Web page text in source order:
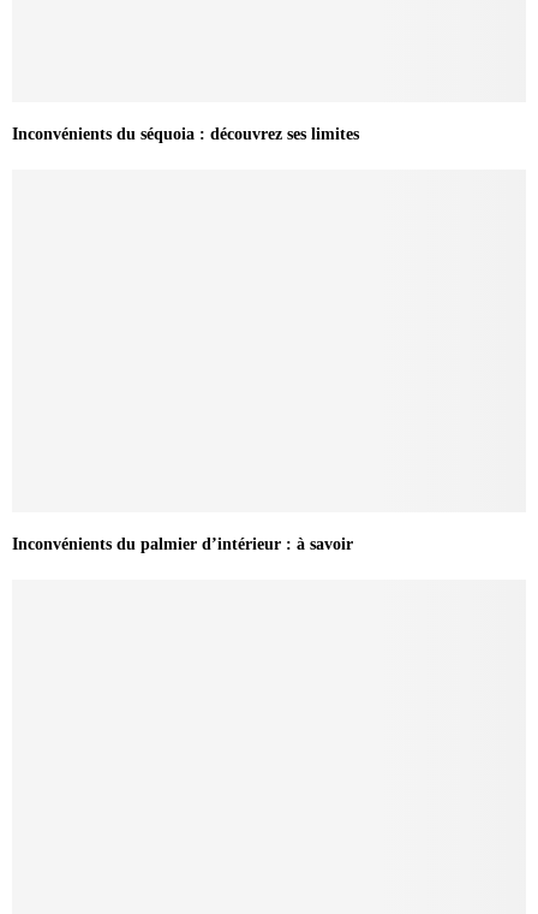
Inconvénients du séquoia : découvrez ses limites
Inconvénients du palmier d’intérieur : à savoir